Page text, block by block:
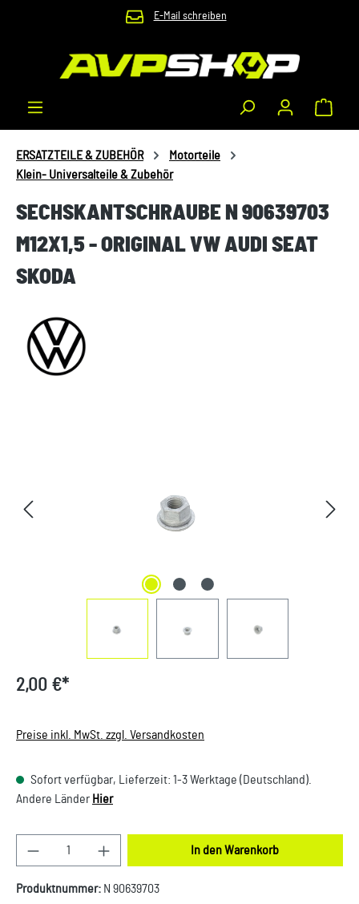
Zum Hauptinhalt springen E-Mail schreiben
ERSATZTEILE & ZUBEHÖR
Motorteile
Klein- Universalteile & Zubehör
SECHSKANTSCHRAUBE N 90639703
M12X1,5 - ORIGINAL VW AUDI SEAT
SKODA
2,00 €*
Preise inkl. MwSt. zzgl. Versandkosten
Sofort verfügbar, Lieferzeit: 1-3 Werktage (Deutschland).
Andere Länder Hier
Produkt Anzahl: Gib den gewünschten Wert ein
In den Warenkorb
Produktnummer: N 90639703